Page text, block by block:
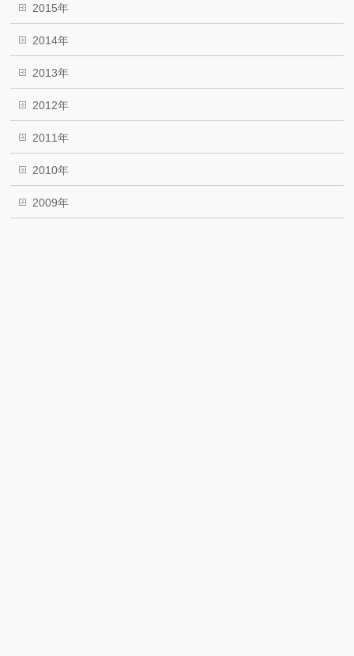
2015年
2014年
2013年
2012年
2011年
2010年
2009年